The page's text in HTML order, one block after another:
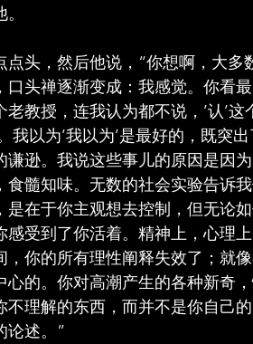
点头，然后他说，“你想啊，大
口头禅逐渐变成：我感觉。你看
老教授，连我认为都不说，’认’
我以为’我以为’是最好的，既突
谦逊。我说这些事儿的原因是因
食髓知味。无数的社会实验告诉
是在于你主观想去控制，但无论
感受到了你活着。精神上，心理
，你的所有理性阐释失效了；就
心的。你对高潮产生的各种新奇
不理解的东西，而并不是你自己
论述。”